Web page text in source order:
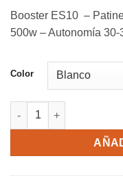
Booster ES10 –
500w – Autonomía 30-
Color
E-Twow Booster ES10